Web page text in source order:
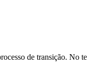
de transição.